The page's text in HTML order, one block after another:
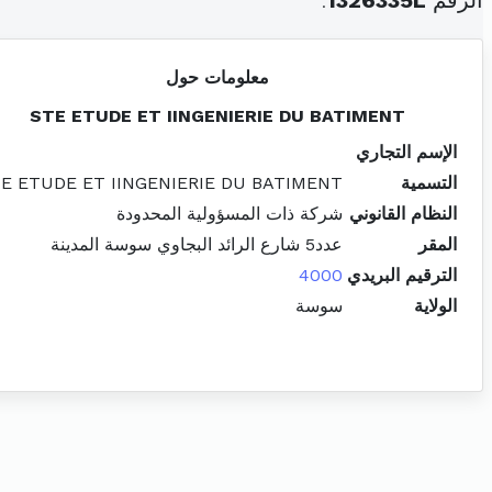
معلومات حول
STE ETUDE ET IINGENIERIE DU BATIMENT
الإسم التجاري
التسمية
ETUDE ET IINGENIERIE DU BATIMENT
النظام القانوني شركة ذات المسؤولية المحدودة
المقر
عدد5 شارع الرائد البجاوي سوسة المدينة
الترقيم البريدي 4000
الولاية
سوسة